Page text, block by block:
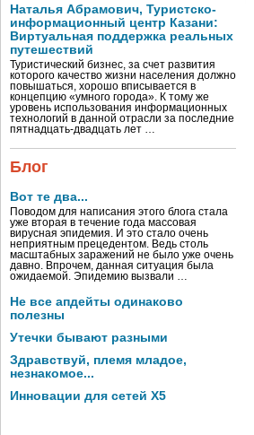
Наталья Абрамович, Туристско-
информационный центр Казани:
Виртуальная поддержка реальных
путешествий
Туристический бизнес, за счет развития
которого качество жизни населения должно
повышаться, хорошо вписывается в
концепцию «умного города». К тому же
уровень использования информационных
технологий в данной отрасли за последние
пятнадцать-двадцать лет …
Блог
Вот те два...
Поводом для написания этого блога стала
уже вторая в течение года массовая
вирусная эпидемия. И это стало очень
неприятным прецедентом. Ведь столь
масштабных заражений не было уже очень
давно. Впрочем, данная ситуация была
ожидаемой. Эпидемию вызвали …
Не все апдейты одинаково
полезны
Утечки бывают разными
Здравствуй, племя младое,
незнакомое...
Инновации для сетей X5